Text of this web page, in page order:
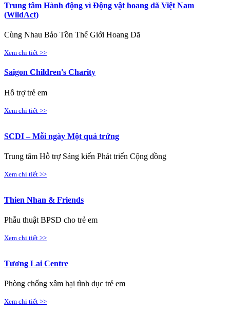
Trung tâm Hành động vì Động vật hoang dã Việt Nam
(WildAct)
Cùng Nhau Bảo Tồn Thế Giới Hoang Dã
Xem chi tiết >>
Saigon Children's Charity
Hỗ trợ trẻ em
Xem chi tiết >>
SCDI – Mỗi ngày Một quả trứng
Trung tâm Hỗ trợ Sáng kiến Phát triển Cộng đồng
Xem chi tiết >>
Thien Nhan & Friends
Phẫu thuật BPSD cho trẻ em
Xem chi tiết >>
Tương Lai Centre
Phòng chống xâm hại tình dục trẻ em
Xem chi tiết >>